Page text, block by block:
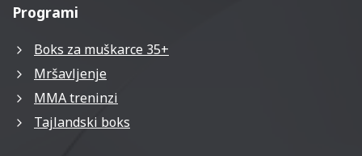
Programi
Boks za muškarce 35+
Mršavljenje
MMA treninzi
Tajlandski boks